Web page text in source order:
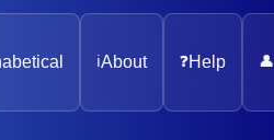
ℹ️About ❓Help 👤